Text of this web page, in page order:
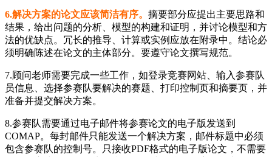
6.解决方案的论文应该简洁有序。 摘要部分应提出主要思路和
结果，给出问题的分析、模型的构建和证明，并讨论模型和方
法的优缺点。冗长的推导、计算或实例应放在附录中。结论必
须明确陈述在论文的主体部分。要遵守论文撰写规范。
7.顾问老师需要完成一些工作，如登录竞赛网站、输入参赛队
员信息、选择参赛队要解决的赛题、打印控制页和摘要页，并
准备并提交解决方案。
8.参赛队需要通过电子邮件将参赛论文的电子版发送到
COMAP。每封邮件只能发送一个解决方案，邮件标题中必须
包含参赛队的控制号。只接收PDF格式的电子版论文，不需要